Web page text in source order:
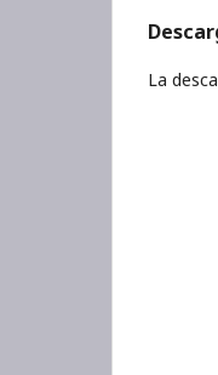
La